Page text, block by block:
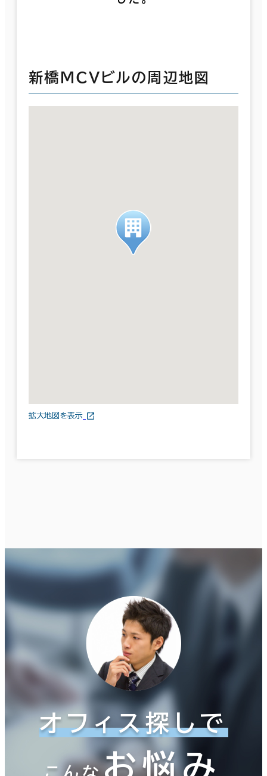
新橋ＭＣＶビルの周辺地図
拡大地図を表示
オフィス探しで
こんなお悩み